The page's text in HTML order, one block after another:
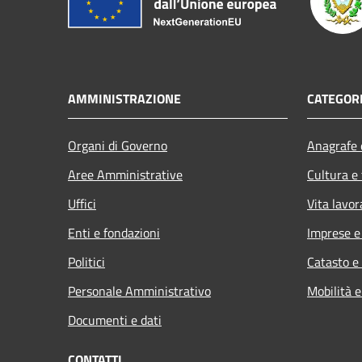
AMMINISTRAZIONE
Organi di Governo
Aree Amministrative
Uffici
Enti e fondazioni
Politici
Personale Amministrativo
Documenti e dati
Cultura
Vita
Imprese
Catasto
Mobilità